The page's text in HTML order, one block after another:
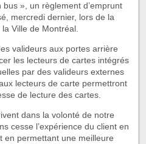
», un règlement d’emprunt
mercredi dernier, lors de la
Ville de Montréal.
valideurs aux portes arrière
les lecteurs de cartes intégrés
par des valideurs externes
lecteurs de carte permettront
de lecture des cartes.
dans la volonté de notre
cesse l’expérience du client en
en permettant une meilleure